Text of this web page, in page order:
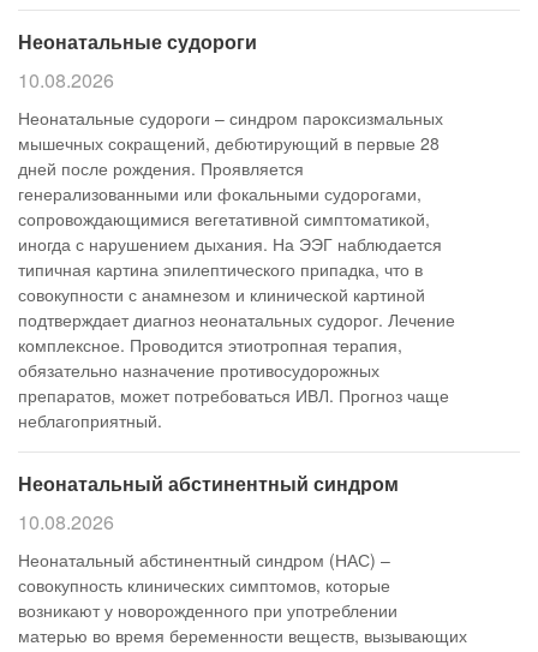
Неонатальные судороги
10.08.2026
Неонатальные судороги – синдром пароксизмальных
мышечных сокращений, дебютирующий в первые 28
дней после рождения. Проявляется
генерализованными или фокальными судорогами,
сопровождающимися вегетативной симптоматикой,
иногда с нарушением дыхания. На ЭЭГ наблюдается
типичная картина эпилептического припадка, что в
совокупности с анамнезом и клинической картиной
подтверждает диагноз неонатальных судорог. Лечение
комплексное. Проводится этиотропная терапия,
обязательно назначение противосудорожных
препаратов, может потребоваться ИВЛ. Прогноз чаще
неблагоприятный.
Неонатальный абстинентный синдром
10.08.2026
Неонатальный абстинентный синдром (НАС) –
совокупность клинических симптомов, которые
возникают у новорожденного при употреблении
матерью во время беременности веществ, вызывающих